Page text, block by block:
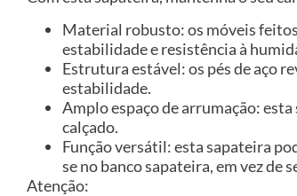
Material robusto: os móveis
estabilidade e resistência à
Estrutura estável: os pés de aço
estabilidade.
Amplo espaço de arrumação:
calçado.
Função versátil: esta sapateira
se no banco sapateira, em vez de
Atenção: